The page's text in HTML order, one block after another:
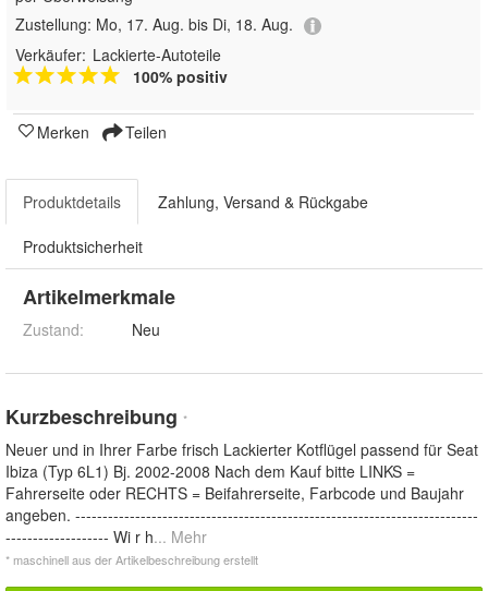
Zustellung: Mo, 17. Aug. bis Di, 18. Aug.
Verkäufer: Lackierte-Autoteile
100% positiv
Merken Teilen
Produktdetails Zahlung, Versand & Rückgabe
Produktsicherheit
Artikelmerkmale
Zustand: Neu
Kurzbeschreibung *
Neuer und in Ihrer Farbe frisch Lackierter Kotflügel passend für Seat
Ibiza (Typ 6L1) Bj. 2002-2008 Nach dem Kauf bitte LINKS =
Fahrerseite oder RECHTS = Beifahrerseite, Farbcode und Baujahr
angeben. --------------------------------------------------------------------------
------------------- Wi r h... Mehr
* maschinell aus der Artikelbeschreibung erstellt